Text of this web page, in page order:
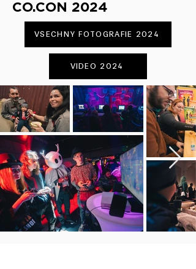
CO.CON 2024
VŠECHNY FOTOGRAFIE 2024
VIDEO 2024